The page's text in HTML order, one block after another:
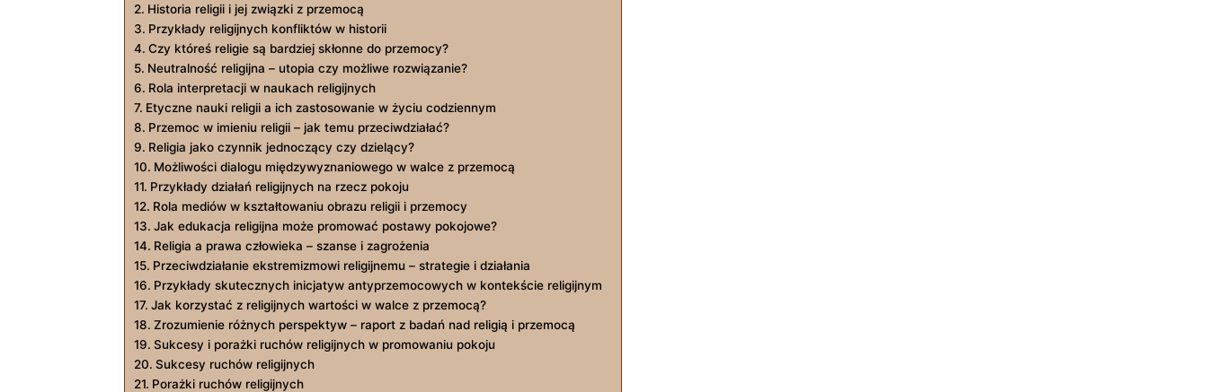
Historia religii i jej związki z przemocą
Przykłady religijnych konfliktów w historii
Czy któreś⁣ religie są⁢ bardziej ⁤skłonne do przemocy?
Neutralność religijna – utopia czy możliwe rozwiązanie?
Rola interpretacji w naukach religijnych
Etyczne nauki religii a ich ‍zastosowanie w życiu codziennym
Przemoc w⁣ imieniu religii⁤ – jak temu przeciwdziałać?
Religia jako czynnik‌ jednoczący czy dzielący?
Możliwości dialogu międzywyznaniowego​ w walce z przemocą
Przykłady działań religijnych na rzecz‌ pokoju
Rola mediów w kształtowaniu obrazu religii i przemocy
Jak edukacja religijna może ‍promować postawy pokojowe?
Religia a prawa człowieka – ‌szanse i zagrożenia
Przeciwdziałanie ekstremizmowi religijnemu⁤ –​ strategie i działania
Przykłady skutecznych inicjatyw antyprzemocowych w kontekście religijnym
Jak ⁣korzystać z​ religijnych wartości w walce z przemocą?
Zrozumienie różnych perspektyw – raport z‍ badań ‍nad religią‌ i przemocą
Sukcesy i porażki ruchów ⁢religijnych w promowaniu⁢ pokoju
Sukcesy ruchów religijnych
Porażki ruchów religijnych